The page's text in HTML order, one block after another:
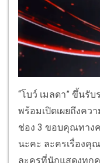
“โบว์ เมลดา” ขึ้นรั
พร้อมเปิดเผยถึงคว
ช่อง 3 ขอบคุณทาง
นะคะ ละครเรื่องคุ
ละครที่นักแสดงทุกค